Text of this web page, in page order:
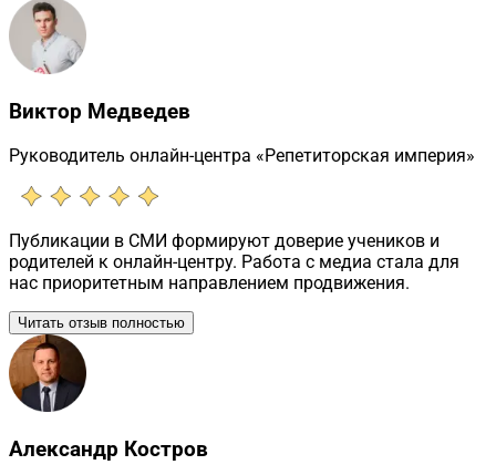
Виктор Медведев
Руководитель онлайн-центра «Репетиторская империя»
Публикации в СМИ формируют доверие учеников и
родителей к онлайн-центру. Работа с медиа стала для
нас приоритетным направлением продвижения.
Читать отзыв полностью
Александр Костров